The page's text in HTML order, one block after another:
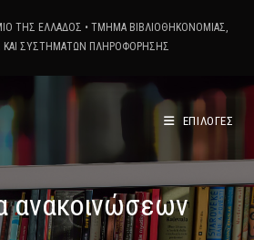
εργαλείων
ΤΗΣ ΕΛΛΑΔΟΣ • ΤΜΗΜΑ ΒΙΒΛΙΟΘΗΚΟΝΟΜΙΑΣ,
ΚΑΙ ΣΥΣΤΗΜΑΤΩΝ ΠΛΗΡΟΦΟΡΗΣΗΣ
ΕΠΙΛΟΓΕΣ
ανακοινώσεων